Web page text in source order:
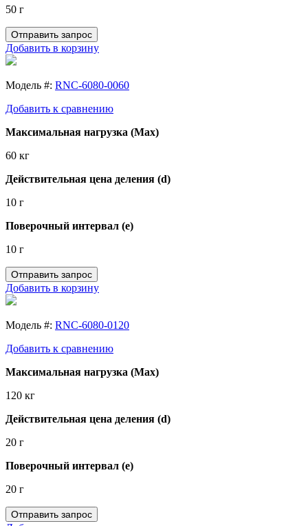
50 г
Отправить запрос
Добавить в корзину
Модель #: RNC-6080-0060
Добавить к сравнению
Максимальная нагрузка (Max)
60 кг
Действительная цена деления (d)
10 г
Поверочный интервал (e)
10 г
Отправить запрос
Добавить в корзину
Модель #: RNC-6080-0120
Добавить к сравнению
Максимальная нагрузка (Max)
120 кг
Действительная цена деления (d)
20 г
Поверочный интервал (e)
20 г
Отправить запрос